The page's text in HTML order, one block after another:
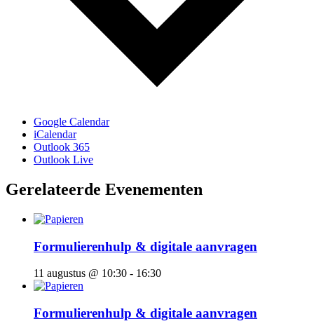
Google Calendar
iCalendar
Outlook 365
Outlook Live
Gerelateerde Evenementen
Formulierenhulp & digitale aanvragen
11 augustus @ 10:30 - 16:30
Formulierenhulp & digitale aanvragen